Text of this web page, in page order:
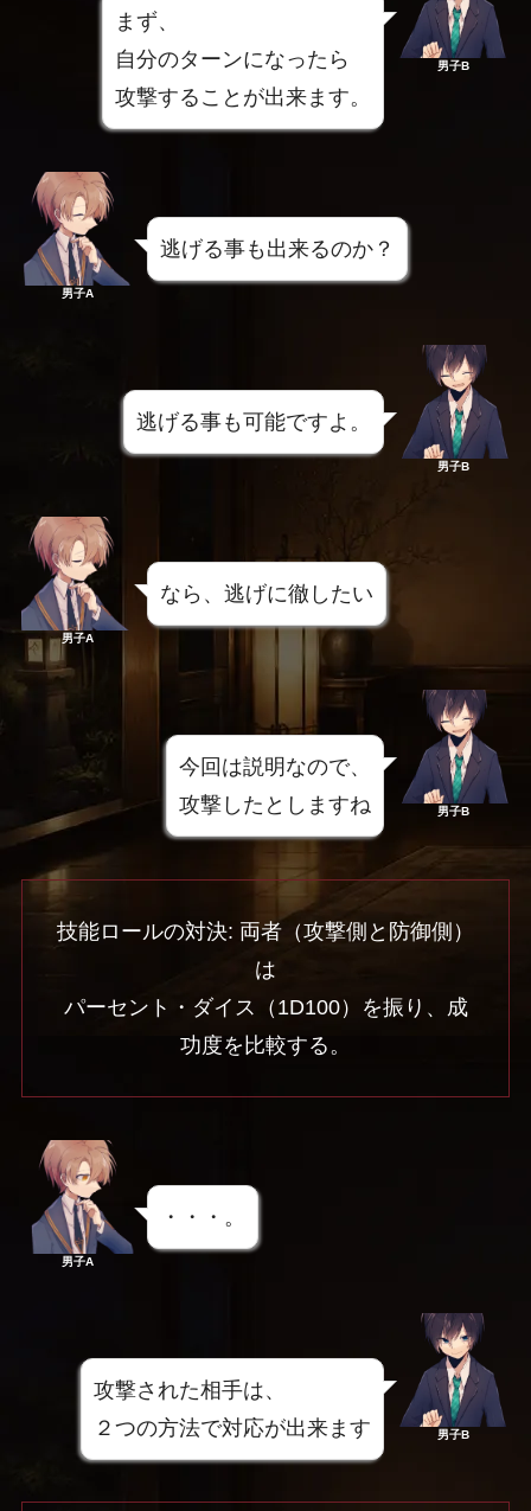
まず、
自分のターンになったら
攻撃することが出来ます。
男子B
男子A
逃げる事も出来るのか？
逃げる事も可能ですよ。
男子B
男子A
なら、逃げに徹したい
今回は説明なので、
攻撃したとしますね
男子B
技能ロールの対決: 両者（攻撃側と防御側）
は
パーセント・ダイス（1D100）を振り、成
功度を比較する。
男子A
・・・。
攻撃された相手は、
２つの方法で対応が出来ます
男子B